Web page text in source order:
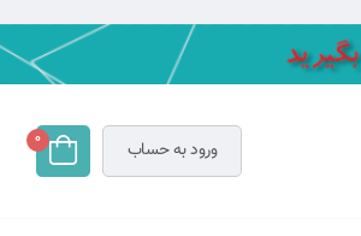
ورود به حساب 0